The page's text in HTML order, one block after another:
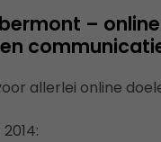
– online
allerlei online